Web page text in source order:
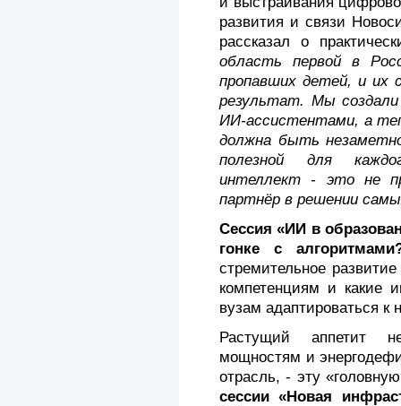
развития и связи
рассказал о
область первой в
пропавших детей, и их
результат. Мы
ИИ-ассистентами, а
должна быть
полезной для
интеллект - это не
партнёр в решении
Сессия «ИИ в
гонке с
стремительное
компетенциям и какие
вузам адаптироваться
Растущий аппетит
мощностям и
отрасль, - эту
сессии «Новая